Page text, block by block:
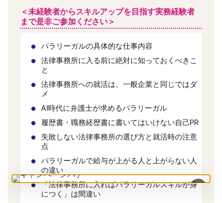
×
＜未経験者からスキルアップを目指す実務経験者
まで是非ご参加ください＞
パラリーガルの具体的な仕事内容
法律事務所に入る前に絶対に知っておくべきこ
と
法律事務所への就活は、一般企業と同じではダ
メ
AI時代に弁護士が求めるパラリーガル
履歴書・職務経歴書に書いてはいけない自己PR
失敗しない法律事務所の選び方と就活時の注意
点
パラリーガルで給与が上がる人と上がらない人
の違い
「法律事務所に入ればパラリーガルスキルが身
につく」は間違い